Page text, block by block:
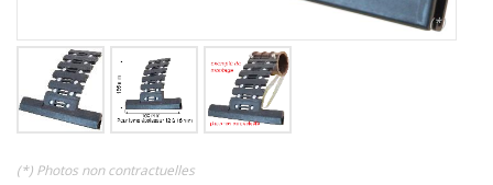
(*)
(*) Photos non contractuelles